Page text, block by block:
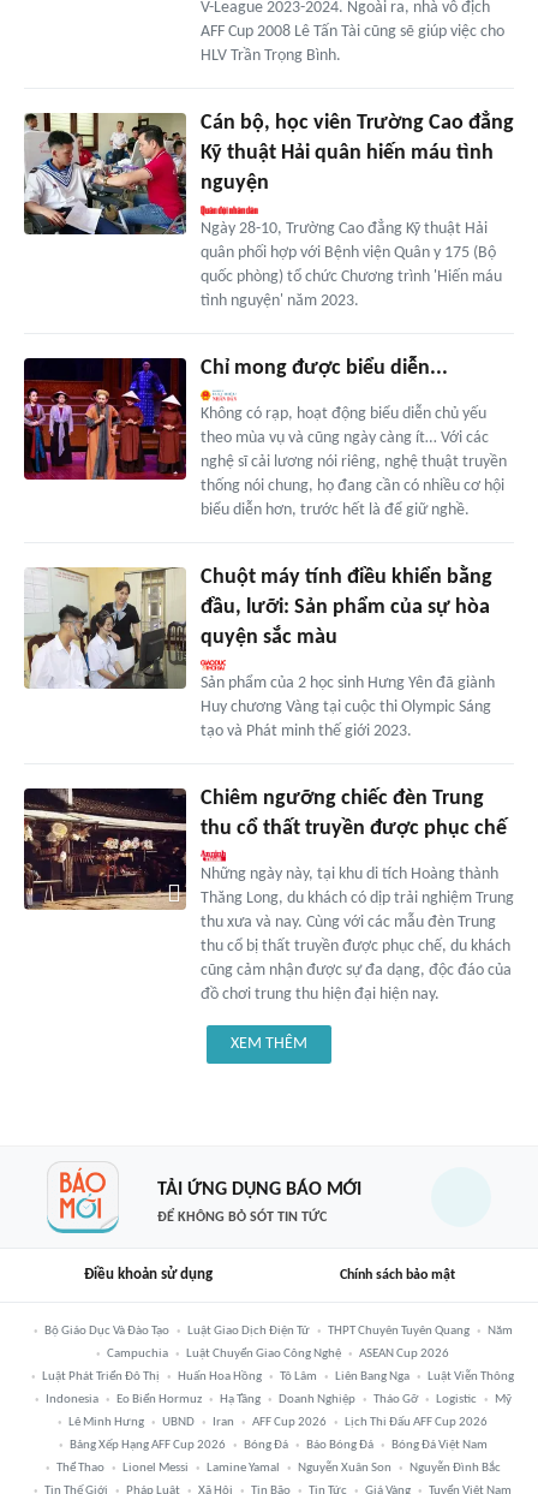
V-League 2023-2024. Ngoài ra, nhà vô địch
AFF Cup 2008 Lê Tấn Tài cũng sẽ giúp việc cho
HLV Trần Trọng Bình.
Cán bộ, học viên Trường Cao đẳng
Kỹ thuật Hải quân hiến máu tình
nguyện
Ngày 28-10, Trường Cao đẳng Kỹ thuật Hải
quân phối hợp với Bệnh viện Quân y 175 (Bộ
quốc phòng) tổ chức Chương trình 'Hiến máu
tình nguyện' năm 2023.
Chỉ mong được biểu diễn...
Không có rạp, hoạt động biểu diễn chủ yếu
theo mùa vụ và cũng ngày càng ít… Với các
nghệ sĩ cải lương nói riêng, nghệ thuật truyền
thống nói chung, họ đang cần có nhiều cơ hội
biểu diễn hơn, trước hết là để giữ nghề.
Chuột máy tính điều khiển bằng
đầu, lưỡi: Sản phẩm của sự hòa
quyện sắc màu
Sản phẩm của 2 học sinh Hưng Yên đã giành
Huy chương Vàng tại cuộc thi Olympic Sáng
tạo và Phát minh thế giới 2023.
Chiêm ngưỡng chiếc đèn Trung
thu cổ thất truyền được phục chế
Những ngày này, tại khu di tích Hoàng thành
Thăng Long, du khách có dịp trải nghiệm Trung
thu xưa và nay. Cùng với các mẫu đèn Trung
thu cổ bị thất truyền được phục chế, du khách
cũng cảm nhận được sự đa dạng, độc đáo của
đồ chơi trung thu hiện đại hiện nay.
XEM THÊM
TẢI ỨNG DỤNG BÁO MỚI
ĐỂ KHÔNG BỎ SÓT TIN TỨC
Điều khoản sử dụng Chính sách bảo mật
Bộ Giáo Dục Và Đào Tạo Luật Giao Dịch Điện Tử THPT Chuyên Tuyên Quang
Năm
Campuchia
Luật Chuyển Giao Công Nghệ
ASEAN Cup 2026
Luật Phát Triển Đô Thị
Huấn Hoa Hồng Tô Lâm Liên Bang Nga
Luật Viễn Thông
Indonesia
Eo Biển Hormuz Hạ Tầng Doanh Nghiệp Tháo Gỡ Logistic
Mỹ
Lê Minh Hưng
UBND Iran AFF Cup 2026
Lịch Thi Đấu AFF Cup 2026
Bảng Xếp Hạng AFF Cup 2026
Bóng Đá Báo Bóng Đá
Bóng Đá Việt Nam
Thể Thao
Lionel Messi Lamine Yamal Nguyễn Xuân Son
Nguyễn Đình Bắc
Tin Thế Giới
Pháp Luật Xã Hội Tin Bão Tin Tức Giá Vàng Tuyển Việt Nam